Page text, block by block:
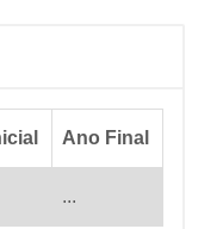
Ano Final
...